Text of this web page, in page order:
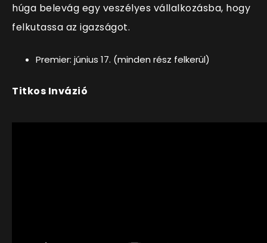
húga belevág egy veszélyes vállalkozásba, hogy
felkutassa az igazságot.
Premier: június 17. (minden rész felkerül)
Titkos Invázió